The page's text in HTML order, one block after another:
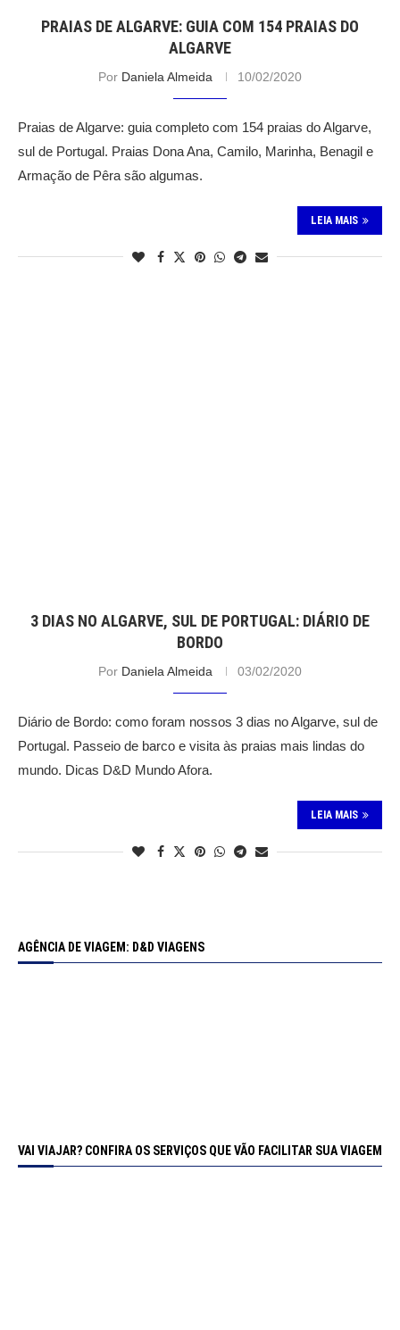
PRAIAS DE ALGARVE: GUIA COM 154 PRAIAS DO
ALGARVE
Por Daniela Almeida 10/02/2020
Praias de Algarve: guia completo com 154 praias do Algarve,
sul de Portugal. Praias Dona Ana, Camilo, Marinha, Benagil e
Armação de Pêra são algumas.
LEIA MAIS
3 DIAS NO ALGARVE, SUL DE PORTUGAL: DIÁRIO DE
BORDO
Por Daniela Almeida 03/02/2020
Diário de Bordo: como foram nossos 3 dias no Algarve, sul de
Portugal. Passeio de barco e visita às praias mais lindas do
mundo. Dicas D&D Mundo Afora.
LEIA MAIS
AGÊNCIA DE VIAGEM: D&D VIAGENS
VAI VIAJAR? CONFIRA OS SERVIÇOS QUE VÃO FACILITAR SUA VIAGEM